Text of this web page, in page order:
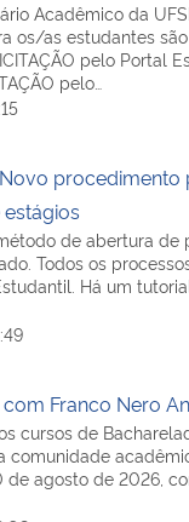
Acadêmico da
os/as estudantes
pelo Portal
pelo…
Novo
de abertura
Todos os
Há um
Franco Nero
cursos de
comunidade
de agosto de 2026,